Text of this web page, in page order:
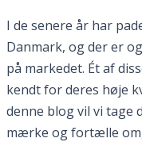
I de senere år har
Danmark, og der er
på markedet. Ét af
kendt for deres høje
denne blog vil vi tage
mærke og fortælle